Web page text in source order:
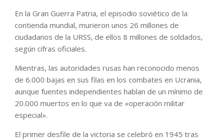
En la Gran Guerra Patria, el episodio soviético de la
contienda mundial, murieron unos 26 millones de
ciudadanos de la URSS, de ellos 8 millones de soldados,
según cifras oficiales.
Mientras, las autoridades rusas han reconocido menos
de 6.000 bajas en sus filas en los combates en Ucrania,
aunque fuentes independientes hablan de un mínimo de
20.000 muertos en lo que va de «operación militar
especial».
El primer desfile de la victoria se celebró en 1945 tras